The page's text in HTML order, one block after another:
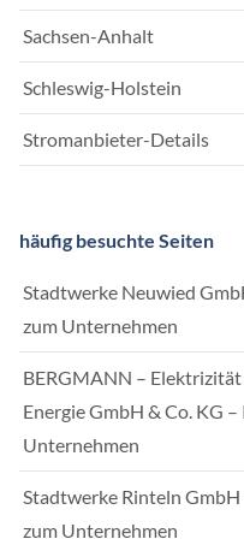
Sachsen-Anhalt
Schleswig-Holstein
Stromanbieter-Details
häufig besuchte Seiten
Stadtwerke Neuwied
zum Unternehmen
BERGMANN – Elektrizität
Energie GmbH & Co. KG
Unternehmen
Stadtwerke Rinteln
zum Unternehmen